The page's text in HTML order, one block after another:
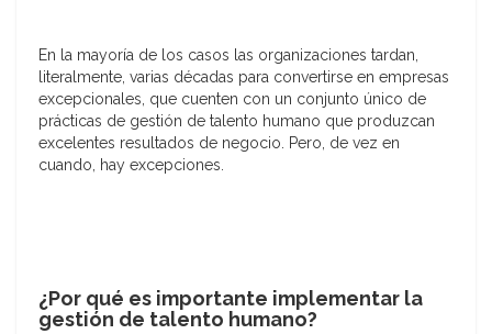
En la mayoría de los casos las organizaciones tardan,
literalmente, varias décadas para convertirse en empresas
excepcionales, que cuenten con un conjunto único de
prácticas de gestión de talento humano que produzcan
excelentes resultados de negocio. Pero, de vez en
cuando, hay excepciones.
¿Por qué es importante implementar la
gestión de talento humano?